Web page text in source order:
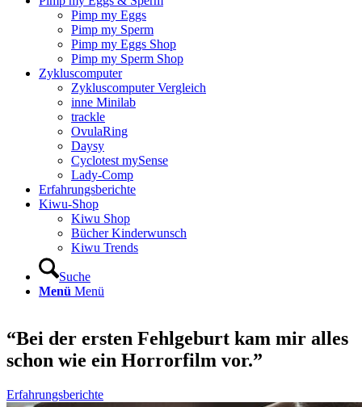
Pimp my Eggs
Pimp my Sperm
Pimp my Eggs Shop
Pimp my Sperm Shop
Zyklus­com­pu­ter
Zyklus­com­pu­ter Ver­gleich
inne Mini­lab
track­le
Ovu­la­Ring
Day­sy
Cyclo­test mySen­se
Lady-Comp
Erfah­rungs­be­rich­te
Kiwu-Shop
Kiwu Shop
Bücher Kin­der­wunsch
Kiwu Trends
Suche
Menü Menü
“Bei der ers­ten Fehl­ge­burt kam mir alles
schon wie ein Hor­ror­film vor.”
Erfahrungsberichte